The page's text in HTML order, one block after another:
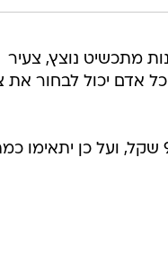
מתכשיט נוצץ, צעיר
כל אדם יכול לבחור את
הצמידים העשויים עבודת יד ומוצעים בטווח מחיר נגיש של 490 ועד 999 שקל, ועל